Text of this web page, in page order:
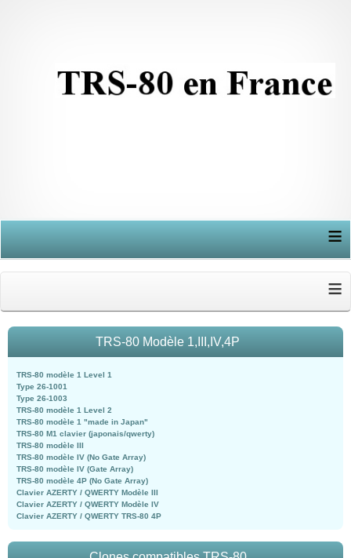
≡
≡
TRS-80 Modèle 1,III,IV,4P
TRS-80 modèle 1 Level 1
Type 26-1001
Type 26-1003
TRS-80 modèle 1 Level 2
TRS-80 modèle 1 "made in Japan"
TRS-80 M1 clavier (japonais/qwerty)
TRS-80 modèle III
TRS-80 modèle IV (No Gate Array)
TRS-80 modèle IV (Gate Array)
TRS-80 modèle 4P (No Gate Array)
Clavier AZERTY / QWERTY Modèle III
Clavier AZERTY / QWERTY Modèle IV
Clavier AZERTY / QWERTY TRS-80 4P